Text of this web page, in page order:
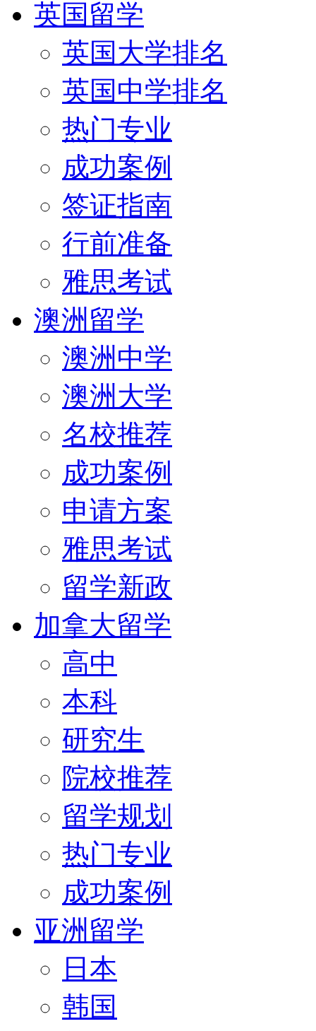
英国留学
英国大学排名
英国中学排名
热门专业
成功案例
签证指南
行前准备
雅思考试
澳洲留学
澳洲中学
澳洲大学
名校推荐
成功案例
申请方案
雅思考试
留学新政
加拿大留学
高中
本科
研究生
院校推荐
留学规划
热门专业
成功案例
亚洲留学
日本
韩国